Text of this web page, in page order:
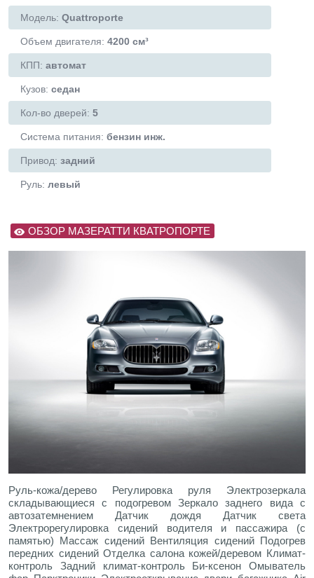
Модель: Quattroporte
Объем двигателя: 4200 см³
КПП: автомат
Кузов: седан
Кол-во дверей: 5
Система питания: бензин инж.
Привод: задний
Руль: левый
ОБЗОР МАЗЕРАТТИ КВАТРОПОРТЕ
Руль-кожа/дерево Регулировка руля Электрозеркала
складывающиеся с подогревом Зеркало заднего вида с
автозатемнением Датчик дождя Датчик света
Электрорегулировка сидений водителя и пассажира (с
памятью) Массаж сидений Вентиляция сидений Подогрев
передних сидений Отделка салона кожей/деревом Климат-
контроль Задний климат-контроль Би-ксенон Омыватель